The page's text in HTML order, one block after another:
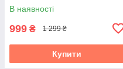
В наявності
999 ₴ 1 299 ₴
Купити